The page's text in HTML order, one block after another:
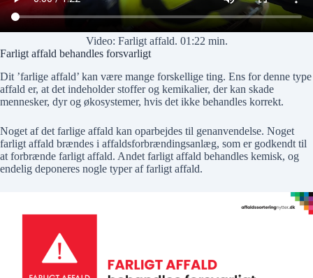
Video: Farligt affald. 01:22 min.
Farligt affald behandles forsvarligt
Dit ’farlige affald’ kan være mange forskellige ting. Ens for denne type
affald er, at det indeholder stoffer og kemikalier, der kan skade
mennesker, dyr og økosystemer, hvis det ikke behandles korrekt.
Noget af det farlige affald kan oparbejdes til genanvendelse. Noget
farligt affald brændes i affaldsforbrændingsanlæg, som er godkendt til
at forbrænde farligt affald. Andet farligt affald behandles kemisk, og
endelig deponeres nogle typer af farligt affald.